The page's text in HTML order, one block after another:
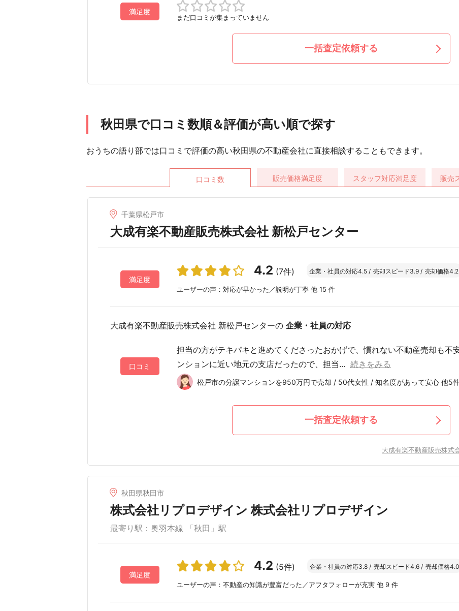
満足度
まだ口コミが集まっていません
一括査定依頼する
秋田県で口コミ数順＆評価が高い順で探す
おうちの語り部では口コミで評価の高い秋田県の不動産会社に直接相談することもできます。
口コミ数 販売価格満足度 スタッフ対応満足度 販売
千葉県松戸市
大成有楽不動産販売株式会社 新松戸センター
満足度
4.2 (7件) 企業・社員の対応4.5 / 売却スピード3.9 / 売却価格4.2
ユーザーの声：対応が早かった／説明が丁寧 他 15 件
大成有楽不動産販売株式会社 新松戸センターの 企業・社員の対応
口コミ
担当の方がテキパキと進めてくださったおかげで、慣れない不動産売却も不
ンションに近い地元の支店だったので、担当... 続きをみる
松戸市の分譲マンションを950万円で売却 / 50代女性 / 知名度があって安心 他5
一括査定依頼する
大成有楽不動産販売株式
秋田県秋田市
株式会社リプロデザイン 株式会社リプロデザイン
最寄り駅：奥羽本線 「秋田」駅
満足度
4.2 (5件) 企業・社員の対応3.8 / 売却スピード4.6 / 売却価格4.0
ユーザーの声：不動産の知識が豊富だった／アフタフォローが充実 他 9 件